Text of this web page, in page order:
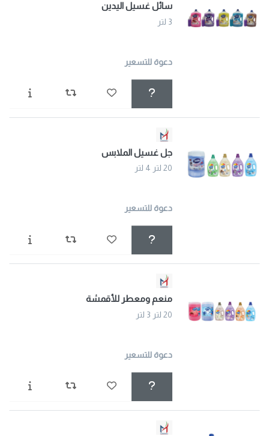
سائل غسيل اليدين
3 لتر
دعوة للتسعير
جل غسيل الملابس
20 لتر 4 لتر
دعوة للتسعير
منعم ومعطر للأقمشة
20 لتر 3 لتر
دعوة للتسعير